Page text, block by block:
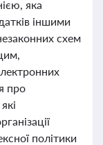
яка
іншими
схем
про
політики